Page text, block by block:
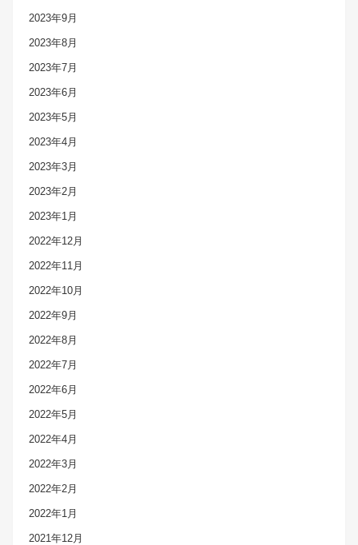
2023年9月
2023年8月
2023年7月
2023年6月
2023年5月
2023年4月
2023年3月
2023年2月
2023年1月
2022年12月
2022年11月
2022年10月
2022年9月
2022年8月
2022年7月
2022年6月
2022年5月
2022年4月
2022年3月
2022年2月
2022年1月
2021年12月